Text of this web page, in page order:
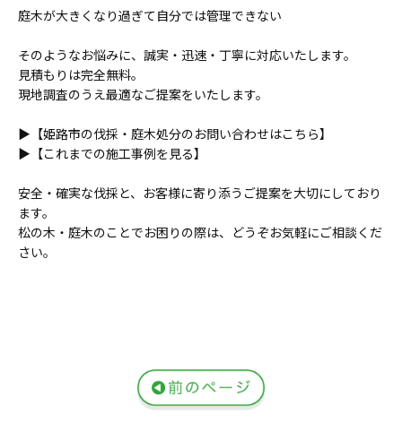
庭木が大きくなり過ぎて自分では管理できない
そのようなお悩みに、誠実・迅速・丁寧に対応いたします。
見積もりは完全無料。
現地調査のうえ最適なご提案をいたします。
▶【姫路市の伐採・庭木処分のお問い合わせはこちら】
▶【これまでの施工事例を見る】
安全・確実な伐採と、お客様に寄り添うご提案を大切にしており
ます。
松の木・庭木のことでお困りの際は、どうぞお気軽にご相談くだ
さい。